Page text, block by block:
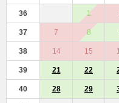
36 1
37 7 8
38 14 15
39 21 22
40 28 29